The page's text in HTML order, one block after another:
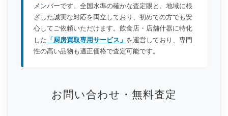
メンバーです。全国水準の確かな査定眼と、地域に根
ざした誠実な対応を両立しており、初めての方でも安
心してご依頼いただけます。飲食店・店舗什器に特化
した 「厨房買取専用サービス」 を運営しており、専門
性の高い品物も適正価格で査定可能です。
お問い合わせ・無料査定